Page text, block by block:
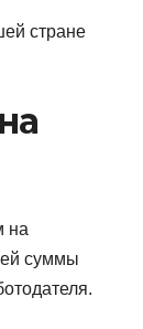
стране
на
суммы